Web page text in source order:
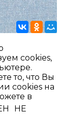
cookies,
то, что Вы
cookies на
в
НЕ